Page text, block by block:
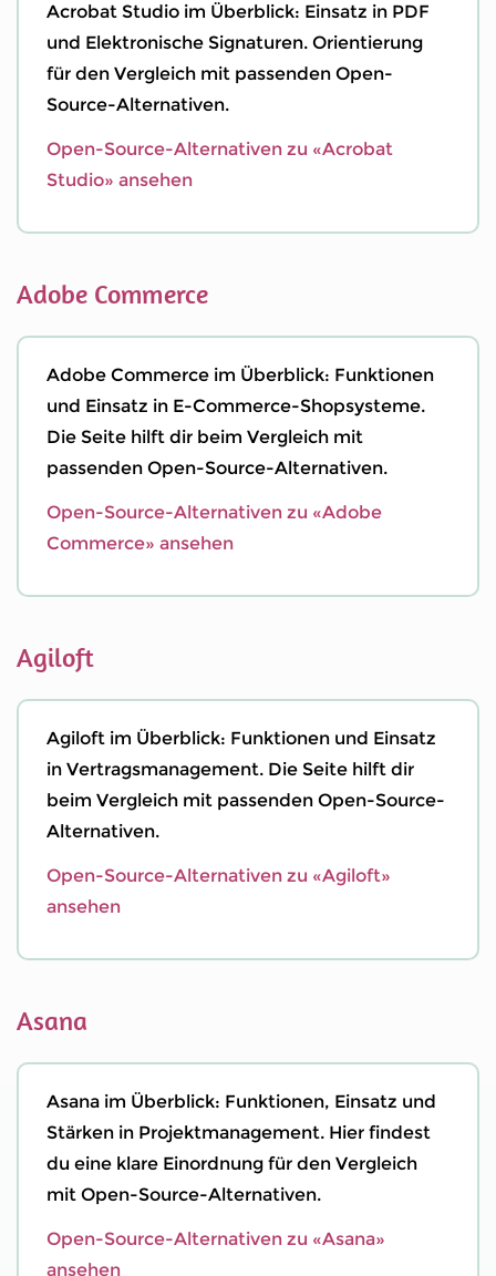
Acrobat Studio im Überblick: Einsatz in PDF
und Elektronische Signaturen. Orientierung
für den Vergleich mit passenden Open-
Source-Alternativen.
Open-Source-Alternativen zu «Acrobat
Studio» ansehen
Adobe Commerce
Adobe Commerce im Überblick: Funktionen
und Einsatz in E-Commerce-Shopsysteme.
Die Seite hilft dir beim Vergleich mit
passenden Open-Source-Alternativen.
Open-Source-Alternativen zu «Adobe
Commerce» ansehen
Agiloft
Agiloft im Überblick: Funktionen und Einsatz
in Vertragsmanagement. Die Seite hilft dir
beim Vergleich mit passenden Open-Source-
Alternativen.
Open-Source-Alternativen zu «Agiloft»
ansehen
Asana
Asana im Überblick: Funktionen, Einsatz und
Stärken in Projektmanagement. Hier findest
du eine klare Einordnung für den Vergleich
mit Open-Source-Alternativen.
Open-Source-Alternativen zu «Asana»
ansehen